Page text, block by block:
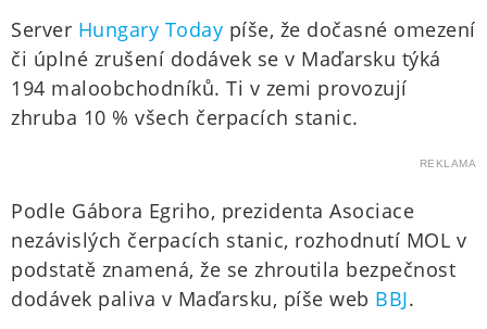
Server Hungary Today píše, že dočasné omezení
či úplné zrušení dodávek se v Maďarsku týká
194 maloobchodníků. Ti v zemi provozují
zhruba 10 % všech čerpacích stanic.
REKLAMA
Podle Gábora Egriho, prezidenta Asociace
nezávislých čerpacích stanic, rozhodnutí MOL v
podstatě znamená, že se zhroutila bezpečnost
dodávek paliva v Maďarsku, píše web BBJ.